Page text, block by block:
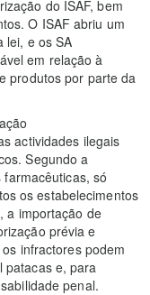
do ISAF, bem
O ISAF abriu um
lei, e os SA
em relação à
produtos por parte da
actividades ilegais
Segundo a
só
os estabelecimentos
a importação de
prévia e
infractores podem
patacas e, para
penal.